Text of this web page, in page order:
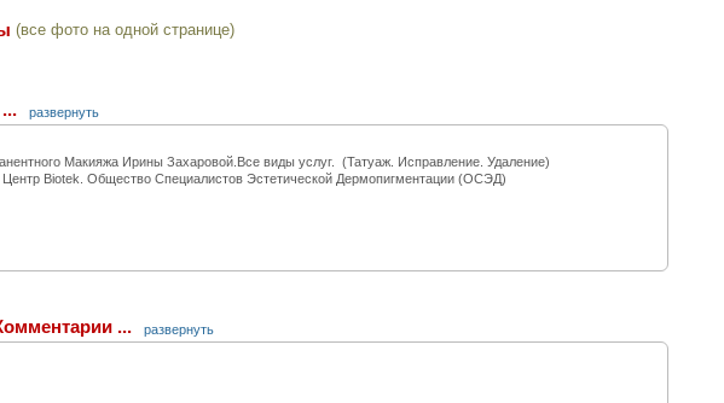
(все фото на одной странице)
развернуть
Макияжа Ирины Захаровой.Все виды услуг. (Татуаж. Исправление. Удаление)
Biotek. Общество Специалистов Эстетической Дермопигментации (ОСЭД)
... развернуть